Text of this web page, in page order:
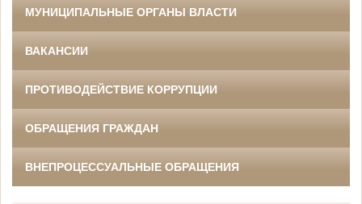
МУНИЦИПАЛЬНЫЕ ОРГАНЫ ВЛАСТИ
ВАКАНСИИ
ПРОТИВОДЕЙСТВИЕ КОРРУПЦИИ
ОБРАЩЕНИЯ ГРАЖДАН
ВНЕПРОЦЕССУАЛЬНЫЕ ОБРАЩЕНИЯ